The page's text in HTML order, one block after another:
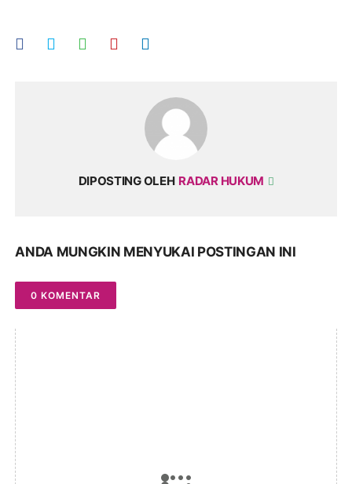
DIPOSTING OLEH RADAR HUKUM
ANDA MUNGKIN MENYUKAI POSTINGAN INI
0 KOMENTAR